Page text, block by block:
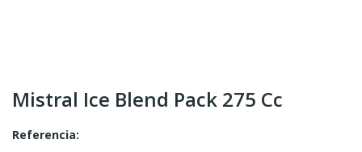
Mistral Ice Blend Pack 275 Cc
Referencia: